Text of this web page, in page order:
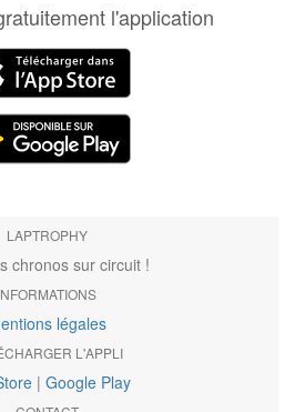
l'application
LAPTROPHY
chronos sur circuit !
légales
L'APPLI
| Google Play